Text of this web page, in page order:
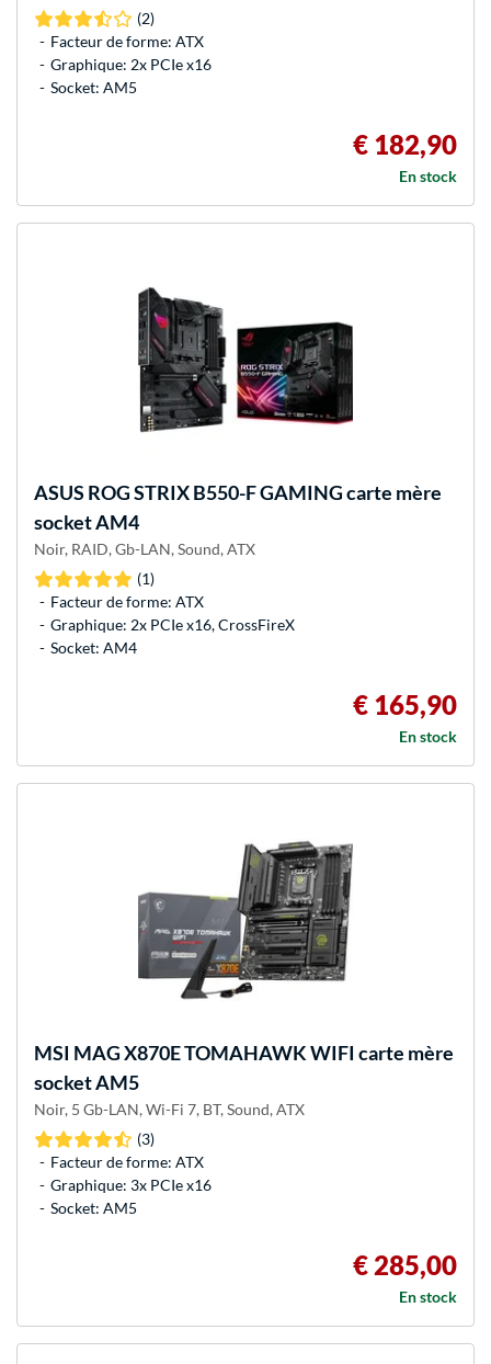
(2)
Facteur de forme: ATX
Graphique: 2x PCIe x16
Socket: AM5
€ 182,90
En stock
ASUS ROG STRIX B550-F GAMING carte mère
socket AM4
Noir, RAID, Gb-LAN, Sound, ATX
(1)
Facteur de forme: ATX
Graphique: 2x PCIe x16, CrossFireX
Socket: AM4
€ 165,90
En stock
MSI MAG X870E TOMAHAWK WIFI carte mère
socket AM5
Noir, 5 Gb-LAN, Wi-Fi 7, BT, Sound, ATX
(3)
Facteur de forme: ATX
Graphique: 3x PCIe x16
Socket: AM5
€ 285,00
En stock